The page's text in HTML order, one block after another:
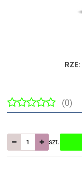
(0)
szt.